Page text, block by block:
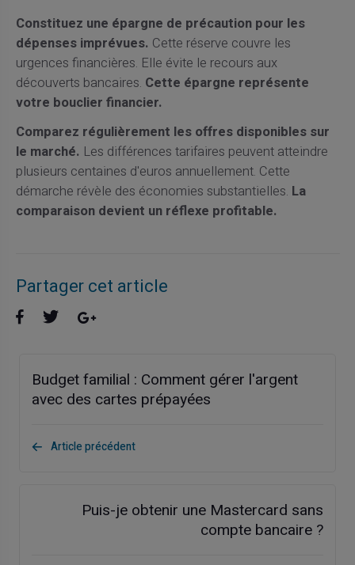
Constituez une épargne de précaution pour les
dépenses imprévues. Cette réserve couvre les
urgences financières. Elle évite le recours aux
découverts bancaires. Cette épargne représente
votre bouclier financier.
Comparez régulièrement les offres disponibles sur
le marché. Les différences tarifaires peuvent atteindre
plusieurs centaines d'euros annuellement. Cette
démarche révèle des économies substantielles. La
comparaison devient un réflexe profitable.
Partager cet article
Budget familial : Comment gérer l'argent
avec des cartes prépayées
Article précédent
Puis-je obtenir une Mastercard sans
compte bancaire ?